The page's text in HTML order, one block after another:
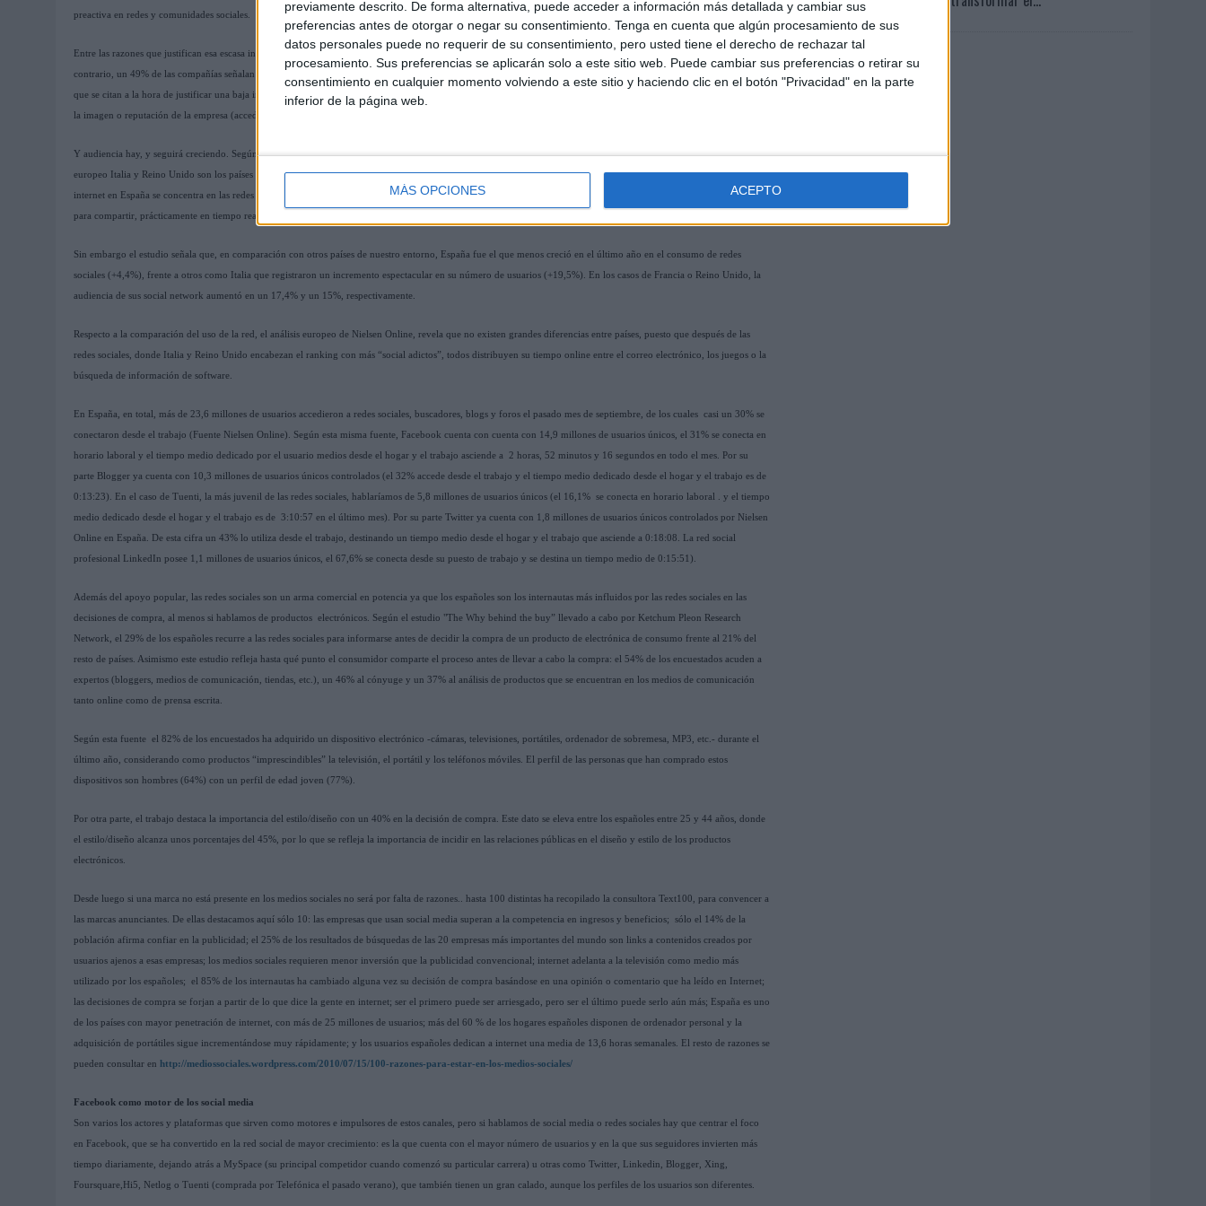
previamente descrito. De forma alternativa, puede acceder a información más detallada y cambiar sus
preferencias antes de otorgar o negar su consentimiento. Tenga en cuenta que algún procesamiento de sus
datos personales puede no requerir de su consentimiento, pero usted tiene el derecho de rechazar tal
procesamiento. Sus preferencias se aplicarán solo a este sitio web. Puede cambiar sus preferencias o retirar su
consentimiento en cualquier momento volviendo a este sitio y haciendo clic en el botón "Privacidad" en la parte
inferior de la página web.
MÁS OPCIONES ACEPTO
preactiva en redes y comunidades sociales.
Entre las razones que justifican esa escasa inversión están la falta de criterios o modelos claros para medir la rentabilidad de las acciones y, desde el punto de vista
contrario, un 49% de las compañías señalan que la falta de recursos destinados al medio es lo que determina su falta de resultados para la empresa. Otros inconvenientes
que se citan a la hora de justificar una baja inversión son la falta de conocimiento sobre el medio, la cultura de la compañía y el temor a tener problemas que afectan a
la imagen o reputación de la empresa (acceda al estudio en
Y audiencia hay, y seguirá creciendo. Según un estudio de Nielsen Online, el 77% de los internautas españoles utiliza los social media de forma habitual, aunque a nivel
europeo Italia y Reino Unido son los países con más “social adictos”, por delante de EspañaY es que más del 20% del tiempo que dedican los usuarios a navegar por
internet en España se concentra en las redes sociales. ¿Y en qué invierten ese tiempo? Pues lo habitual es destinarlo para comunicarse con familiares y amigos, así como
para compartir, prácticamente en tiempo real, sus opiniones sobre temas de su interés o para sus últimas fotografías o vídeos.
Sin embargo el estudio señala que, en comparación con otros países de nuestro entorno, España fue el que menos creció en el último año en el consumo de redes
sociales (+4,4%), frente a otros como Italia que registraron un incremento espectacular en su número de usuarios (+19,5%). En los casos de Francia o Reino Unido, la
audiencia de sus social network aumentó en un 17,4% y un 15%, respectivamente.
Respecto a la comparación del uso de la red, el análisis europeo de Nielsen Online, revela que no existen grandes diferencias entre países, puesto que después de las
redes sociales, donde Italia y Reino Unido encabezan el ranking con más “social adictos”, todos distribuyen su tiempo online entre el correo electrónico, los juegos o la
búsqueda de información de software.
En España, en total, más de 23,6 millones de usuarios accedieron a redes sociales, buscadores, blogs y foros el pasado mes de septiembre, de los cuales casi un 30% se
conectaron desde el trabajo (Fuente Nielsen Online). Según esta misma fuente, Facebook cuenta con cuenta con 14,9 millones de usuarios únicos, el 31% se conecta en
horario laboral y el tiempo medio dedicado por el usuario medios desde el hogar y el trabajo asciende a 2 horas, 52 minutos y 16 segundos en todo el mes. Por su
parte Blogger ya cuenta con 10,3 millones de usuarios únicos controlados (el 32% accede desde el trabajo y el tiempo medio dedicado desde el hogar y el trabajo es de
0:13:23). En el caso de Tuenti, la más juvenil de las redes sociales, hablaríamos de 5,8 millones de usuarios únicos (el 16,1% se conecta en horario laboral . y el tiempo
medio dedicado desde el hogar y el trabajo es de 3:10:57 en el último mes). Por su parte Twitter ya cuenta con 1,8 millones de usuarios únicos controlados por Nielsen
Online en España. De esta cifra un 43% lo utiliza desde el trabajo, destinando un tiempo medio desde el hogar y el trabajo que asciende a 0:18:08. La red social
profesional LinkedIn posee 1,1 millones de usuarios únicos, el 67,6% se conecta desde su puesto de trabajo y se destina un tiempo medio de 0:15:51).
Además del apoyo popular, las redes sociales son un arma comercial en potencia ya que los españoles son los internautas más influidos por las redes sociales en las
decisiones de compra, al menos si hablamos de productos electrónicos. Según el estudio "The Why behind the buy” llevado a cabo por Ketchum Pleon Research
Network, el 29% de los españoles recurre a las redes sociales para informarse antes de decidir la compra de un producto de electrónica de consumo frente al 21% del
resto de países. Asimismo este estudio refleja hasta qué punto el consumidor comparte el proceso antes de llevar a cabo la compra: el 54% de los encuestados acuden a
expertos (bloggers, medios de comunicación, tiendas, etc.), un 46% al cónyuge y un 37% al análisis de productos que se encuentran en los medios de comunicación
tanto online como de prensa escrita.
Según esta fuente el 82% de los encuestados ha adquirido un dispositivo electrónico -cámaras, televisiones, portátiles, ordenador de sobremesa, MP3, etc.- durante el
último año, considerando como productos “imprescindibles” la televisión, el portátil y los teléfonos móviles. El perfil de las personas que han comprado estos
dispositivos son hombres (64%) con un perfil de edad joven (77%).
Por otra parte, el trabajo destaca la importancia del estilo/diseño con un 40% en la decisión de compra. Este dato se eleva entre los españoles entre 25 y 44 años, donde
el estilo/diseño alcanza unos porcentajes del 45%, por lo que se refleja la importancia de incidir en las relaciones públicas en el diseño y estilo de los productos
electrónicos.
Desde luego si una marca no está presente en los medios sociales no será por falta de razones.. hasta 100 distintas ha recopilado la consultora Text100, para convencer a
las marcas anunciantes. De ellas destacamos aquí sólo 10: las empresas que usan social media superan a la competencia en ingresos y beneficios; sólo el 14% de la
población afirma confiar en la publicidad; el 25% de los resultados de búsquedas de las 20 empresas más importantes del mundo son links a contenidos creados por
usuarios ajenos a esas empresas; los medios sociales requieren menor inversión que la publicidad convencional; internet adelanta a la televisión como medio más
utilizado por los españoles; el 85% de los internautas ha cambiado alguna vez su decisión de compra basándose en una opinión o comentario que ha leído en Internet;
las decisiones de compra se forjan a partir de lo que dice la gente en internet; ser el primero puede ser arriesgado, pero ser el último puede serlo aún más; España es uno
de los países con mayor penetración de internet, con más de 25 millones de usuarios; más del 60 % de los hogares españoles disponen de ordenador personal y la
adquisición de portátiles sigue incrementándose muy rápidamente; y los usuarios españoles dedican a internet una media de 13,6 horas semanales. El resto de razones se
pueden consultar en http://mediossociales.wordpress.com/2010/07/15/100-razones-para-estar-en-los-medios-sociales/
Facebook como motor de los social media
Son varios los actores y plataformas que sirven como motores e impulsores de estos canales, pero si hablamos de social media o redes sociales hay que centrar el foco
en Facebook, que se ha convertido en la red social de mayor crecimiento: es la que cuenta con el mayor número de usuarios y en la que sus seguidores invierten más
tiempo diariamente, dejando atrás a MySpace (su principal competidor cuando comenzó su particular carrera) u otras como Twitter, Linkedin, Blogger, Xing,
Foursquare,Hi5, Netlog o Tuenti (comprada por Telefónica el pasado verano), que también tienen un gran calado, aunque los perfiles de los usuarios son diferentes.